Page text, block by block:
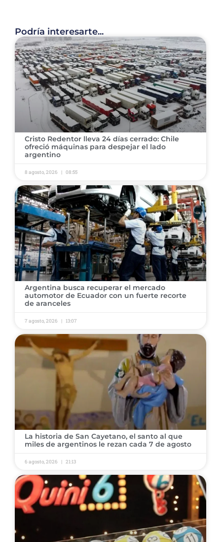
Podría interesarte...
Cristo Redentor lleva 24 días cerrado: Chile
ofreció máquinas para despejar el lado
argentino
8 agosto, 2026 08:55
Argentina busca recuperar el mercado
automotor de Ecuador con un fuerte recorte
de aranceles
7 agosto, 2026 13:07
La historia de San Cayetano, el santo al que
miles de argentinos le rezan cada 7 de agosto
6 agosto, 2026 21:13